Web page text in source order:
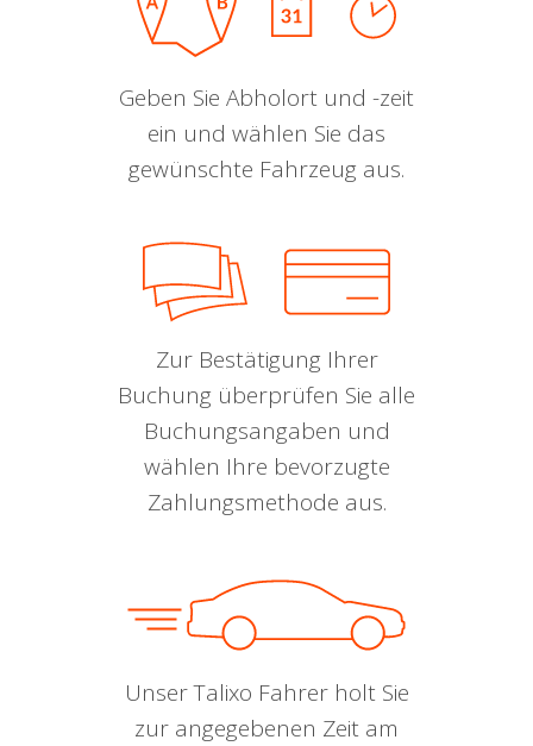
Geben Sie Abholort und -zeit
ein und wählen Sie das
gewünschte Fahrzeug aus.
Zur Bestätigung Ihrer
Buchung überprüfen Sie alle
Buchungsangaben und
wählen Ihre bevorzugte
Zahlungsmethode aus.
Unser Talixo Fahrer holt Sie
zur angegebenen Zeit am